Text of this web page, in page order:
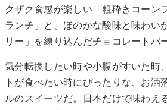
クザク食感が楽しい「粗砕きコーン
ランチ」と、ほのかな酸味と味わい
リー」を練り込んだチョコレートバ
気分転換したい時や小腹がすいた時
トが食べたい時にぴったりな、お洒
ルのスイーツだ。日本だけで味わえ